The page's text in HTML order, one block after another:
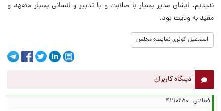
ندیدیم. ایشان مدیر بسیار با صلابت و با تدبیر و انسانی بسیار متعهد و
مقید به ولایت بود.
اسماعیل کوثری نماینده مجلس
دیدگاه کاربران
فطانتی ۴۲۱۰۲۵۰